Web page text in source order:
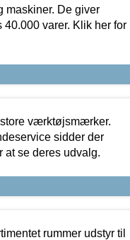
maskiner. De giver
varer. Klik her for
værktøjsmærker.
sidder der
at se deres udvalg.
rummer udstyr til